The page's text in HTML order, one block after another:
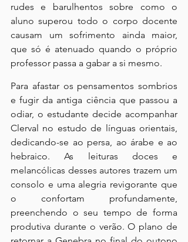
rudes e barulhentos sobre como o
aluno superou todo o corpo docente
causam um sofrimento ainda maior,
que só é atenuado quando o próprio
professor passa a gabar a si mesmo.
Para afastar os pensamentos sombrios
e fugir da antiga ciência que passou a
odiar, o estudante decide acompanhar
Clerval no estudo de línguas orientais,
dedicando-se ao persa, ao árabe e ao
hebraico. As leituras doces e
melancólicas desses autores trazem um
consolo e uma alegria revigorante que
o confortam profundamente,
preenchendo o seu tempo de forma
produtiva durante o verão. O plano de